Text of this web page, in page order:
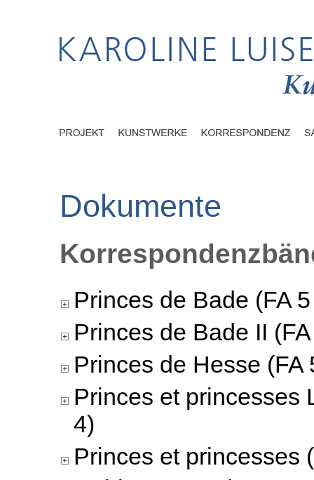
Dokumente
Princes de Bade (FA
Princes de Bade II
Princes de Hesse (FA
Princes et princesses
4)
Princes et princesses